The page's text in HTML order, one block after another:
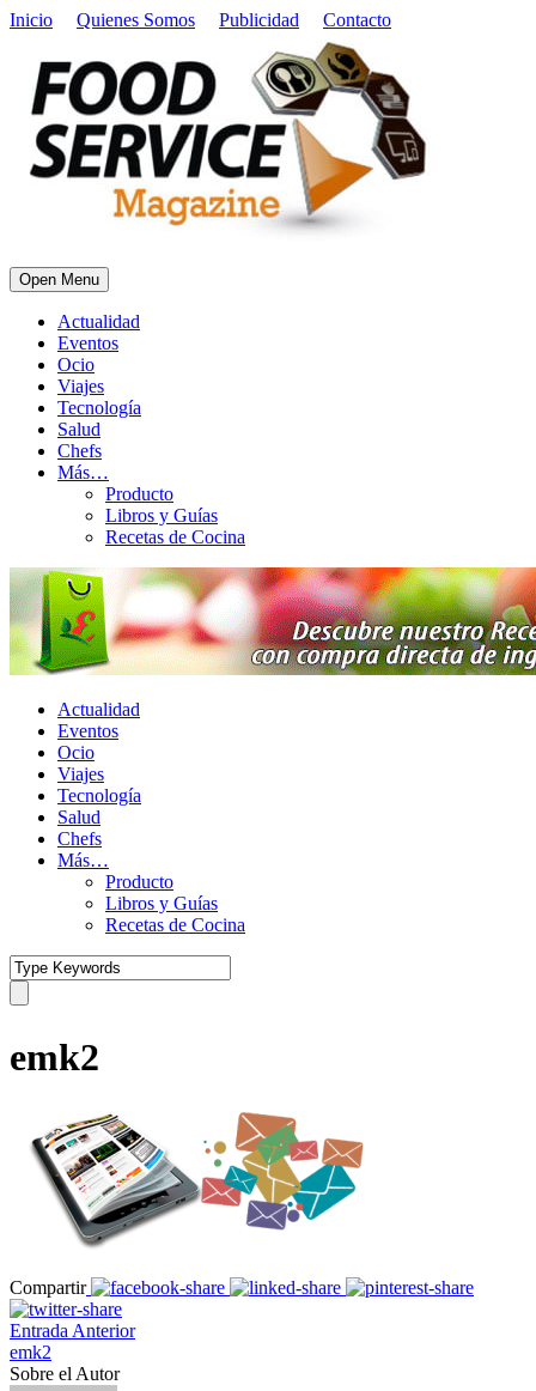
Inicio Quienes Somos Publicidad Contacto
Open Menu
Actualidad
Eventos
Ocio
Viajes
Tecnología
Salud
Chefs
Más…
Producto
Libros y Guías
Recetas de Cocina
Actualidad
Eventos
Ocio
Viajes
Tecnología
Salud
Chefs
Más…
Producto
Libros y Guías
Recetas de Cocina
emk2
Compartir
Entrada Anterior
emk2
Sobre el Autor